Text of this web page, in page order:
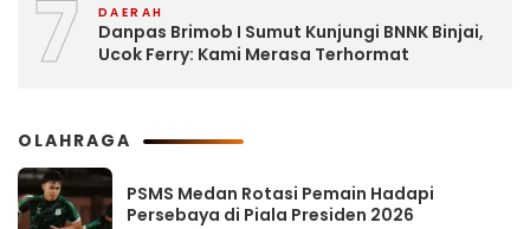
7 DAERAH
Danpas Brimob I Sumut Kunjungi BNNK Binjai,
Ucok Ferry: Kami Merasa Terhormat
OLAHRAGA
PSMS Medan Rotasi Pemain Hadapi
Persebaya di Piala Presiden 2026